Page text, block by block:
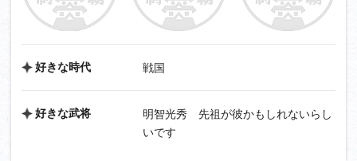
好きな時代 戦国
好きな武将
明智光秀 先祖が彼かもしれないらし
いです